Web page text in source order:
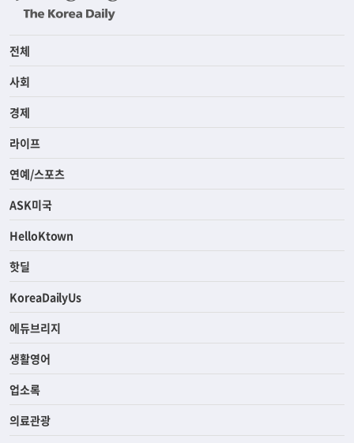
전체
사회
경제
라이프
연예/스포츠
ASK미국
HelloKtown
핫딜
KoreaDailyUs
에듀브리지
생활영어
업소록
의료관광